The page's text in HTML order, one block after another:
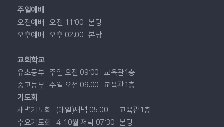
주일예배
오전예배
오전 11:00 본당
오후예배
오후 02:00 본당
교회학교
유초등부 주일 오전 09:00
교육관1층
중고등부 주일 오전 09:00
교육관1층
기도회
새벽기도회
(매일)새벽 05:00
교육관1층
수요기도회
4-10월:저녁 07:30 본당